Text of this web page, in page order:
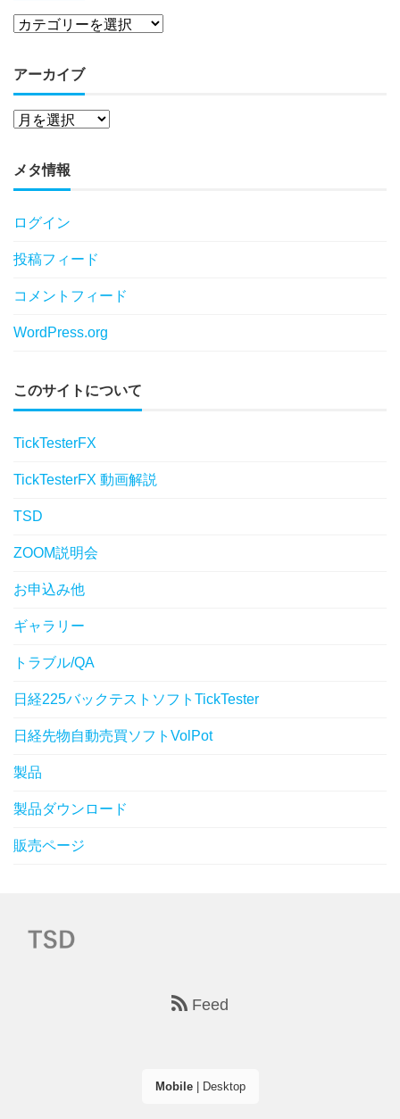
アーカイブ
メタ情報
ログイン
投稿フィード
コメントフィード
WordPress.org
このサイトについて
TickTesterFX
TickTesterFX 動画解説
TSD
ZOOM説明会
お申込み他
ギャラリー
トラブル/QA
日経225バックテストソフトTickTester
日経先物自動売買ソフトVolPot
製品
製品ダウンロード
販売ページ
Feed
Mobile| Desktop